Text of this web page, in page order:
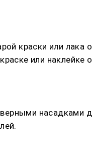
краски или
или наклейке
насадками